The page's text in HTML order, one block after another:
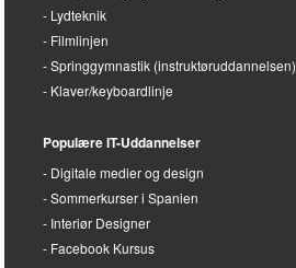
Lydteknik
Filmlinjen
Springgymnastik (instruktøruddannelsen)
Klaver/keyboardlinje
Populære IT-Uddannelser
Digitale medier og design
Sommerkurser i Spanien
Interiør Designer
Facebook Kursus